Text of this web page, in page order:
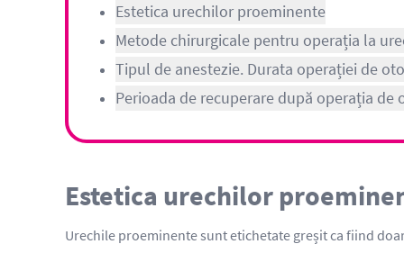
Estetica urechilor proeminente
Metode chirurgicale pentru operația la
Tipul de anestezie. Durata operației de
Perioada de recuperare după operația de
Estetica urechilor
Urechile proeminente sunt etichetate greșit ca fiind